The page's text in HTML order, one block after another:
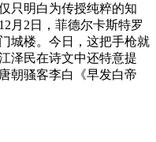
只明白为传授纯粹的知
月2日，菲德尔卡斯特罗
城楼。今日，这把手枪就
泽民在诗文中还特意提
朝骚客李白《早发白帝